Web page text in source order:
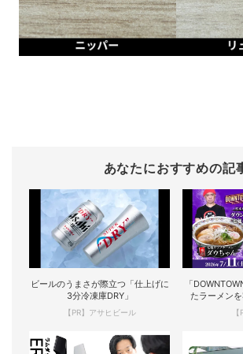
あなたにおすすめの記
ビールのうまさが際立つ「仕上げに
3分冷凍庫DRY」
【PR】アサヒビール
「
たラーメン